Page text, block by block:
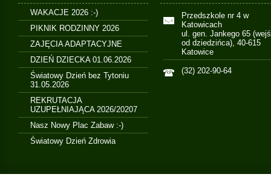
WAKACJE 2026 :-)
PIKNIK RODZINNY 2026
ZAJĘCIA ADAPTACYJNE
DZIEŃ DZIECKA 01.06.2026
Światowy Dzień bez Tytoniu
31.05.2026
REKRUTACJA
UZUPEŁNIAJĄCA 2026/20207
Nasz Nowy Plac Zabaw :-)
Światowy Dzień Zdrowia
Przedszkole nr 4 w
Katowicach
ul. gen. Jankego 65
od dziedzińca), 40-615
Katowice
(32) 202-90-64